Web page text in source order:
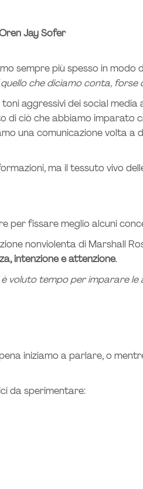
Jay Sofer
sempre più spesso in
quello che diciamo conta, forse
aggressivi dei social
ciò che abbiamo imparato
una comunicazione volta
ma il tessuto vivo
per fissare meglio alcuni
nonviolenta di Marshall
intenzione e attenzione.
è voluto tempo per imparare
iniziamo a parlare, o
da sperimentare: